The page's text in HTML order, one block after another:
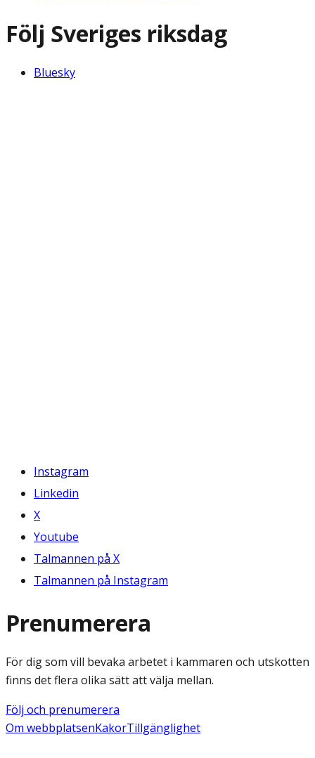
Följ Sveriges riksdag
Bluesky
Instagram
Linkedin
X
Youtube
Talmannen på X
Talmannen på Instagram
Prenumerera
För dig som vill bevaka arbetet i kammaren och utskotten
finns det flera olika sätt att välja mellan.
Följ och prenumerera
Om webbplatsenKakorTillgänglighet